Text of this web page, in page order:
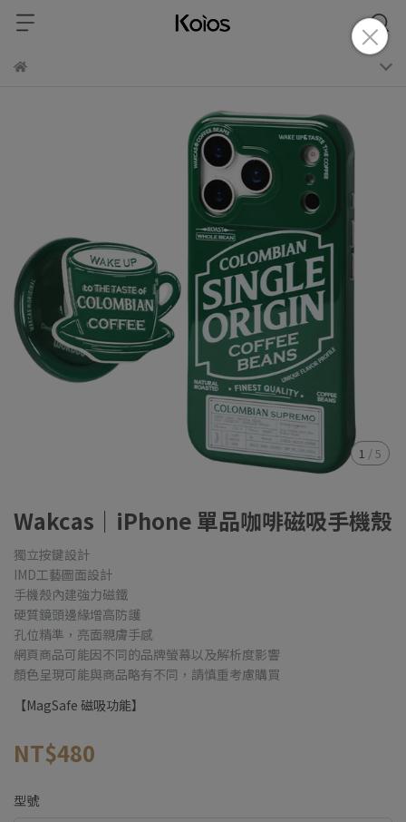
1 /5
Wakcas｜iPhone 單品咖啡磁吸手機殼
獨立按鍵設計
IMD工藝圖面設計
手機殼內建強力磁鐵
硬質鏡頭邊緣增高防護
孔位精準，亮面親膚手感
網頁商品可能因不同的品牌螢幕以及解析度影響
顏色呈現可能與商品略有不同，請慎重考慮購買
【MagSafe 磁吸功能】
NT$480
型號